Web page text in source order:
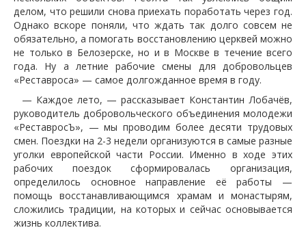
делом, что решили снова приехать поработать через год.
Однако вскоре поняли, что ждать так долго совсем не
обязательно, а помогать восстановлению церквей можно
не только в Белозерске, но и в Москве в течение всего
года. Ну а летние рабочие смены для добровольцев
«Реставроса» — самое долгожданное время в году.
— Каждое лето, — рассказывает Константин Лобачёв,
руководитель добровольческого объединения молодежи
«РеставросЪ», — мы проводим более десяти трудовых
смен. Поездки на 2-3 недели организуются в самые разные
уголки европейской части России. Именно в ходе этих
рабочих поездок сформировалась организация,
определилось основное направление её работы —
помощь восстанавливающимся храмам и монастырям,
сложились традиции, на которых и сейчас основывается
жизнь коллектива.